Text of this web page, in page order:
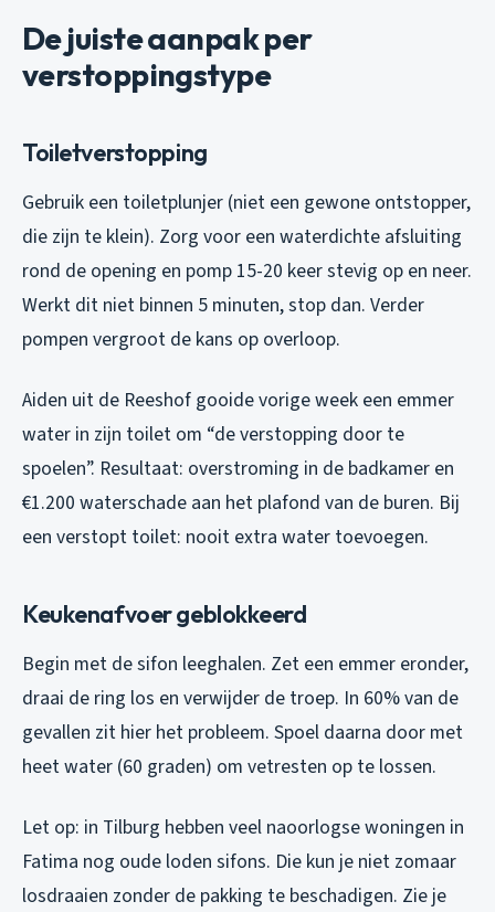
De juiste aanpak per
verstoppingstype
Toiletverstopping
Gebruik een toiletplunjer (niet een gewone ontstopper,
die zijn te klein). Zorg voor een waterdichte afsluiting
rond de opening en pomp 15-20 keer stevig op en neer.
Werkt dit niet binnen 5 minuten, stop dan. Verder
pompen vergroot de kans op overloop.
Aiden uit de Reeshof gooide vorige week een emmer
water in zijn toilet om “de verstopping door te
spoelen”. Resultaat: overstroming in de badkamer en
€1.200 waterschade aan het plafond van de buren. Bij
een verstopt toilet: nooit extra water toevoegen.
Keukenafvoer geblokkeerd
Begin met de sifon leeghalen. Zet een emmer eronder,
draai de ring los en verwijder de troep. In 60% van de
gevallen zit hier het probleem. Spoel daarna door met
heet water (60 graden) om vetresten op te lossen.
Let op: in Tilburg hebben veel naoorlogse woningen in
Fatima nog oude loden sifons. Die kun je niet zomaar
losdraaien zonder de pakking te beschadigen. Zie je